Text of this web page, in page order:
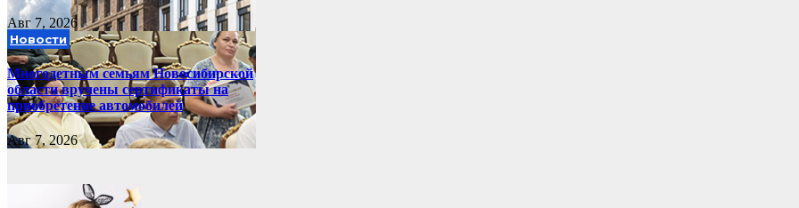
Авг 7, 2026
Новости
Многодетным семьям Новосибирской
области вручены сертификаты на
приобретение автомобилей
Авг 7, 2026